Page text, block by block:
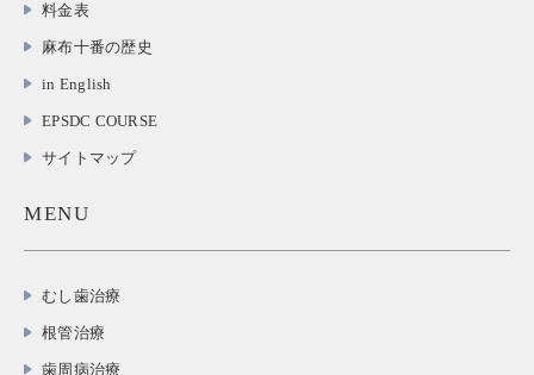
料金表
麻布十番の歴史
in English
EPSDC COURSE
サイトマップ
MENU
むし歯治療
根管治療
歯周病治療